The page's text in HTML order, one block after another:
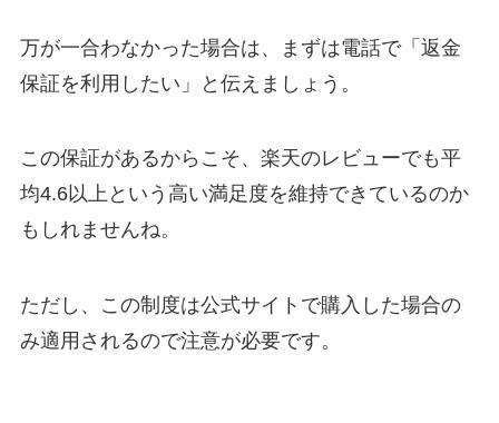
万が一合わなかった場合は、まずは電話で「返金
保証を利用したい」と伝えましょう。
この保証があるからこそ、楽天のレビューでも平
均4.6以上という高い満足度を維持できているのか
もしれませんね。
ただし、この制度は公式サイトで購入した場合の
み適用されるので注意が必要です。